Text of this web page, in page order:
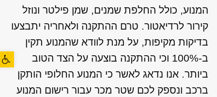
המנוע, כולל החלפת שמנים, שמן פילטר ונוזל
קירור לרדיאטור. טרם ההתקנה ולאחריה יתבצעו
בדיקות מקיפות, על מנת לוודא שהמנוע תקין
ב-100% וכי ההתקנה בוצעה על הצד הטוב
ביותר. אנו נדאג לאשר כי המנוע החלופי הותקן
ברכב ונספק לכם שטר מכר עבור רישום המנוע
פתח